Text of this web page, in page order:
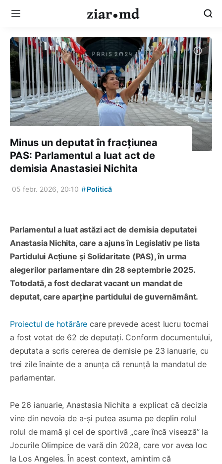
Minus un deputat în fracțiunea
PAS: Parlamentul a luat act de
demisia Anastasiei Nichita
05 febr. 2026, 20:10 #Politică
Parlamentul a luat astăzi act de demisia deputatei
Anastasia Nichita, care a ajuns în Legislativ pe lista
Partidului Acțiune și Solidaritate (PAS), în urma
alegerilor parlamentare din 28 septembrie 2025.
Totodată, a fost declarat vacant un mandat de
deputat, care aparține partidului de guvernământ.
Proiectul de hotărâre care prevede acest lucru tocmai
a fost votat de 62 de deputați. Conform documentului,
deputata a scris cererea de demisie pe 23 ianuarie, cu
trei zile înainte de a anunța că renunță la mandatul de
parlamentar.
Pe 26 ianuarie, Anastasia Nichita a explicat că decizia
vine din nevoia de a-și putea asuma pe deplin rolul
rolul de mamă și cel de sportivă „care încă visează” la
Jocurile Olimpice de vară din 2028, care vor avea loc
la Los Angeles. În acest context, amintim că